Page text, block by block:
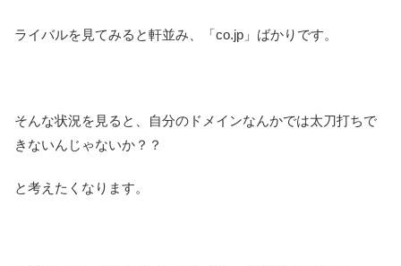
ライバルを見てみると軒並み、「co.jp」ばかりです。
そんな状況を見ると、自分のドメインなんかでは太刀打ちで
きないんじゃないか？？
と考えたくなります。